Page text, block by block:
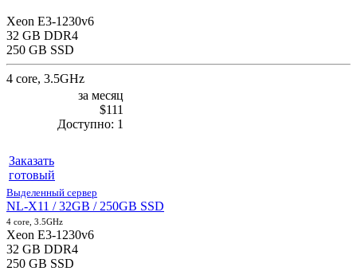
Xeon E3-1230v6
32 GB DDR4
250 GB SSD
4 core, 3.5GHz
за месяц
$111
Доступно: 1
Заказать
готовый
Выделенный сервер
NL-X11 / 32GB / 250GB SSD
4 core, 3.5GHz
Xeon E3-1230v6
32 GB DDR4
250 GB SSD